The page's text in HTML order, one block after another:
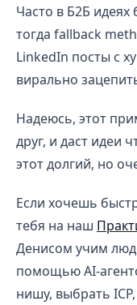
Часто в Б2Б идеях
тогда fallback
LinkedIn посты с
вирально
Надеюсь, этот
друг, и даст идеи
этот долгий, но
Если хочешь
тебя на наш
Денисом учим
помощью AI-
нишу, выбрать